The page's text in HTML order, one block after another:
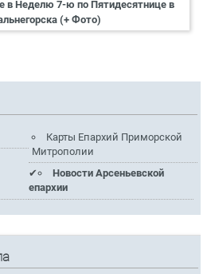
в Неделю 7-ю по Пятидесятнице в
(+ Фото)
Карты Епархий Приморской
Митрополии
Новости Арсеньевской
епархии